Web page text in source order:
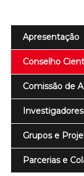
Apresentação
Conselho
Comissão de
Grupos e
Parcerias e